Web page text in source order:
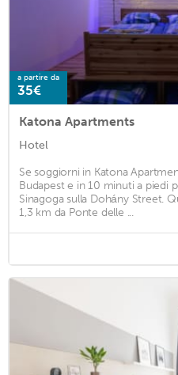
a partire da
35€
Katona Apartments
Hotel
Se soggiorni in Katona
Budapest e in 10 minuti a piedi
Sinagoga sulla Dohány Street.
1,3 km da Ponte delle ...